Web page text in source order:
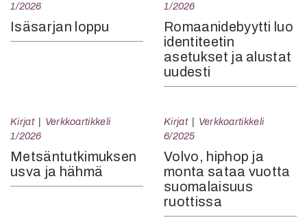
1/2026
Isäsarjan loppu
1/2026
Romaanidebyytti luo
identiteetin
asetukset ja alustat
uudesti
Kirjat
Verkkoartikkeli
1/2026
Metsäntutkimuksen
usva ja hähmä
Kirjat
Verkkoartikkeli
6/2025
Volvo, hiphop ja
monta sataa vuotta
suomalaisuus
ruottissa